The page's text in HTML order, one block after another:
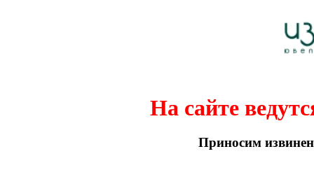
На сайте
Приносим